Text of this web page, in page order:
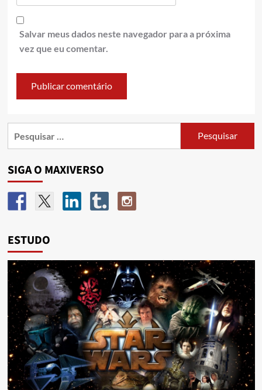
Salvar meus dados neste navegador para a próxima
vez que eu comentar.
SIGA O MAXIVERSO
ESTUDO